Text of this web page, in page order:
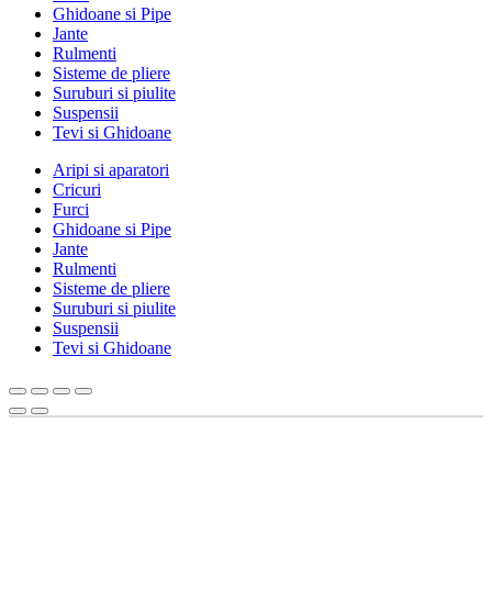
Ghidoane si Pipe
Jante
Rulmenti
Sisteme de pliere
Suruburi si piulite
Suspensii
Tevi si Ghidoane
Aripi si aparatori
Cricuri
Furci
Ghidoane si Pipe
Jante
Rulmenti
Sisteme de pliere
Suruburi si piulite
Suspensii
Tevi si Ghidoane